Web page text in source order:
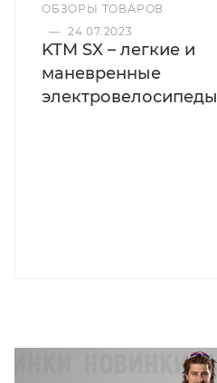
ОБЗОРЫ ТОВАРОВ
— 24.07.2023
KTM SX – легкие и
маневренные
электровелосипеды